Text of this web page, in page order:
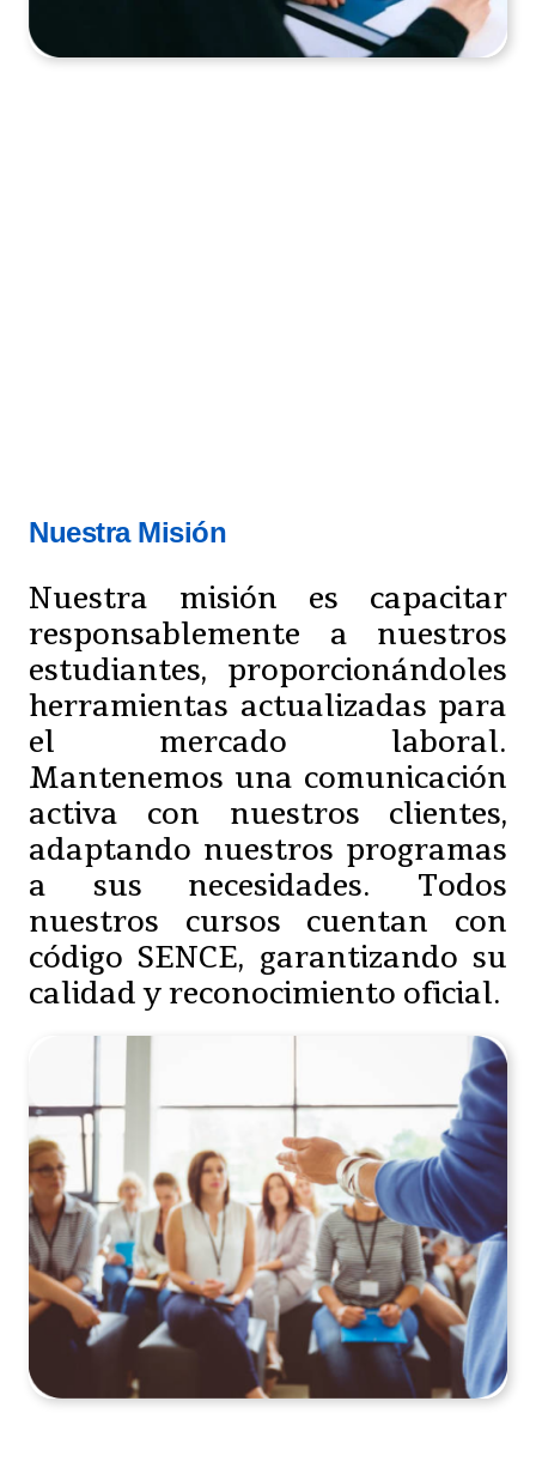
Nuestra Misión
Nuestra misión es capacitar
responsablemente a nuestros
estudiantes, proporcionándoles
herramientas actualizadas para
el mercado laboral.
Mantenemos una comunicación
activa con nuestros clientes,
adaptando nuestros programas
a sus necesidades. Todos
nuestros cursos cuentan con
código SENCE, garantizando su
calidad y reconocimiento oficial.